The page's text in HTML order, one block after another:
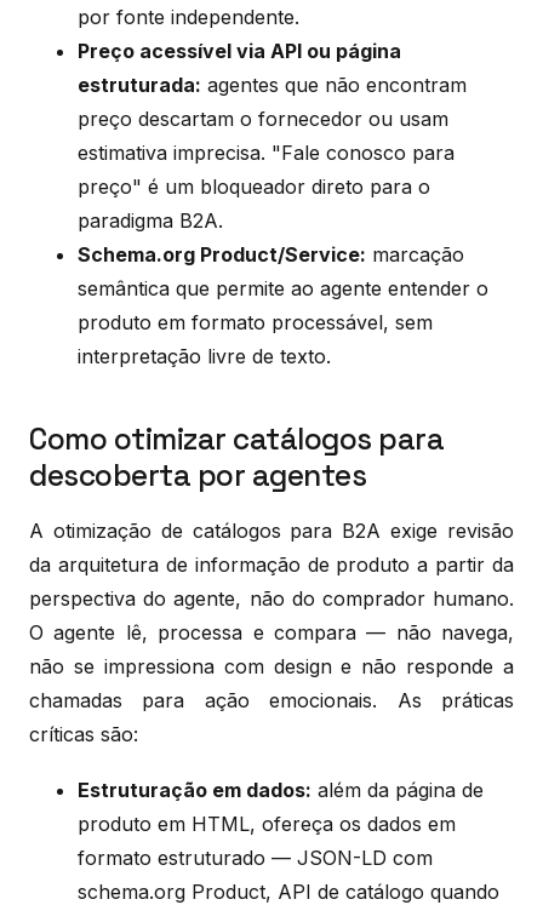
por fonte independente.
Preço acessível via API ou página
estruturada: agentes que não encontram
preço descartam o fornecedor ou usam
estimativa imprecisa. "Fale conosco para
preço" é um bloqueador direto para o
paradigma B2A.
Schema.org Product/Service: marcação
semântica que permite ao agente entender o
produto em formato processável, sem
interpretação livre de texto.
Como otimizar catálogos para
descoberta por agentes
A otimização de catálogos para B2A exige revisão
da arquitetura de informação de produto a partir da
perspectiva do agente, não do comprador humano.
O agente lê, processa e compara — não navega,
não se impressiona com design e não responde a
chamadas para ação emocionais. As práticas
críticas são:
Estruturação em dados: além da página de
produto em HTML, ofereça os dados em
formato estruturado — JSON-LD com
schema.org Product, API de catálogo quando